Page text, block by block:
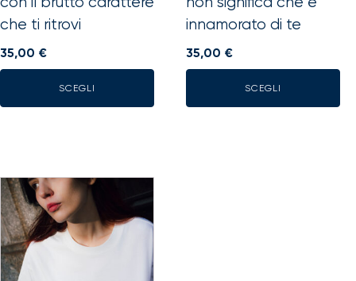
che ti ritrovi
35,00 €
SCEGLI
del
prodotto
innamorato di te
35,00 €
SCEGLI
del
prodotto
Questo
prodotto
ha
più
varianti.